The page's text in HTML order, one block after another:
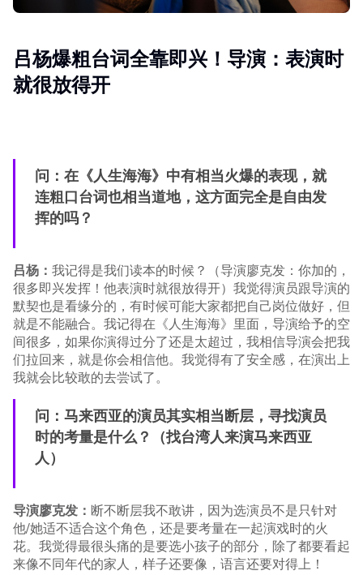
吕杨爆粗台词全靠即兴！导演：表演时
就很放得开
问：在《人生海海》中有相当火爆的表现，就
连粗口台词也相当道地，这方面完全是自由发
挥的吗？
吕杨： 我记得是我们读本的时候？（导演廖克发：你加的，
很多即兴发挥！他表演时就很放得开）我觉得演员跟导演的
默契也是看缘分的，有时候可能大家都把自己岗位做好，但
就是不能融合。我记得在《人生海海》里面，导演给予的空
间很多，如果你演得过分了还是太超过，我相信导演会把我
们拉回来，就是你会相信他。我觉得有了安全感，在演出上
我就会比较敢的去尝试了。
问：马来西亚的演员其实相当断层，寻找演员
时的考量是什么？（找台湾人来演马来西亚
人）
导演廖克发： 断不断层我不敢讲，因为选演员不是只针对
他/她适不适合这个角色，还是要考量在一起演戏时的火
花。我觉得最很头痛的是要选小孩子的部分，除了都要看起
来像不同年代的家人，样子还要像，语言还要对得上！